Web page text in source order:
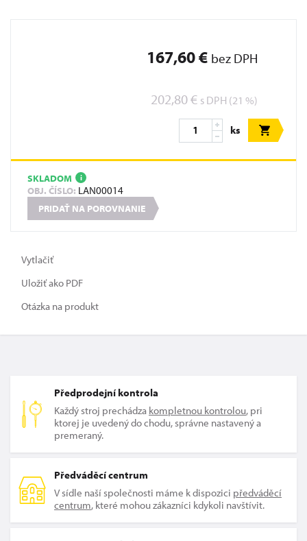
167,60 € bez DPH
202,80 € s DPH (21 %)
ks
SKLADOM i
OBJ. ČÍSLO: LAN00014
PRIDAŤ NA POROVNANIE
Vytlačiť
Uložiť ako PDF
Otázka na produkt
Předprodejní kontrola
Každý stroj prechádza kompletnou kontrolou, pri
ktorej je uvedený do chodu, správne nastavený a
premeraný.
Předváděcí centrum
V sídle naší společnosti máme k dispozici předváděcí
centrum, které mohou zákazníci kdykoli navštívit.